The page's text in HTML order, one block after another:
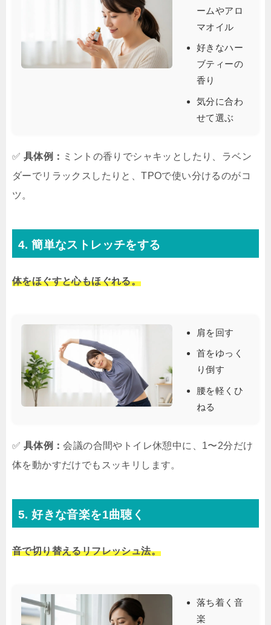
ームやアロ
マオイル
好きなハー
ブティーの
香り
気分に合わ
せて選ぶ
✅ 具体例： ミントの香りでシャキッとしたり、ラベン
ダーでリラックスしたりと、TPOで使い分けるのがコ
ツ。
4. 簡単なストレッチをする
体をほぐすと心もほぐれる。
肩を回す
首をゆっく
り倒す
腰を軽くひ
ねる
✅ 具体例：会議の合間やトイレ休憩中に、1〜2分だけ
体を動かすだけでもスッキリします。
5. 好きな音楽を1曲聴く
音で切り替えるリフレッシュ法。
落ち着く音
楽